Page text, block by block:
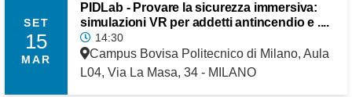
SET
15
MAR
PIDLab - Provare la sicurezza immersiva:
simulazioni VR per addetti antincendio e ....
14:30
Campus Bovisa Politecnico di Milano, Aula
L04, Via La Masa, 34 - MILANO